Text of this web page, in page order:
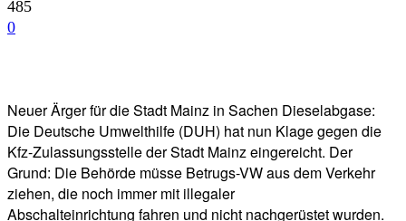
485
0
Neuer Ärger für die Stadt Mainz in Sachen Dieselabgase:
Die Deutsche Umwelthilfe (DUH) hat nun Klage gegen die
Kfz-Zulassungsstelle der Stadt Mainz eingereicht. Der
Grund: Die Behörde müsse Betrugs-VW aus dem Verkehr
ziehen, die noch immer mit illegaler
Abschalteinrichtung fahren und nicht nachgerüstet wurden.